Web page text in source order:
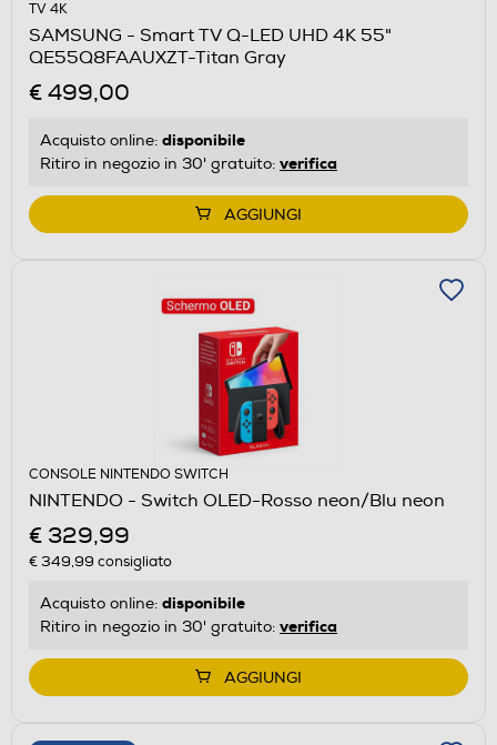
TV 4K
SAMSUNG - Smart TV Q-LED UHD 4K 55"
QE55Q8FAAUXZT-Titan Gray
€ 499,00
Acquisto online: disponibile
Ritiro in negozio in 30' gratuito: verifica
AGGIUNGI
CONSOLE NINTENDO SWITCH
NINTENDO - Switch OLED-Rosso neon/Blu neon
€ 329,99
€ 349,99 consigliato
Acquisto online: disponibile
Ritiro in negozio in 30' gratuito: verifica
AGGIUNGI